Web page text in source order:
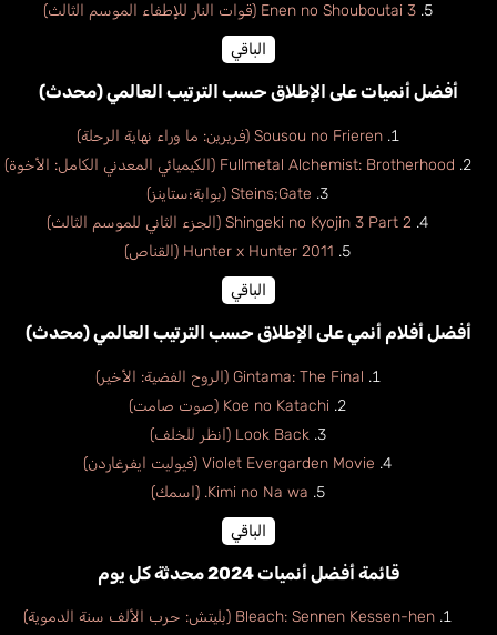
Enen no Shouboutai 3 (قوات النار للإطفاء الموسم الثالث)
الباقي
أفضل أنميات على الإطلاق حسب الترتيب العالمي (محدث)
Sousou no Frieren (فريرين: ما وراء نهاية الرحلة)
Fullmetal Alchemist: Brotherhood (الكيميائي المعدني الكامل: الأخوة)
Steins;Gate (بوابة؛ستاينز)
Shingeki no Kyojin 3 Part 2 (الجزء الثاني للموسم الثالث)
Hunter x Hunter 2011 (القناص)
الباقي
أفضل أفلام أنمي على الإطلاق حسب الترتيب العالمي (محدث)
Gintama: The Final (الروح الفضية: الأخير)
Koe no Katachi (صوت صامت)
Look Back (انظر للخلف)
Violet Evergarden Movie (فيوليت ايفرغاردن)
Kimi no Na wa. (اسمك)
الباقي
قائمة أفضل أنميات 2024 محدثة كل يوم
Bleach: Sennen Kessen-hen (بليتش: حرب الألف سنة الدموية)